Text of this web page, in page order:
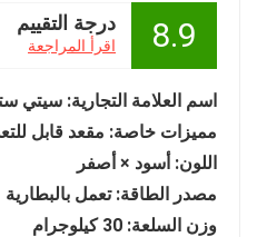
8.9 درجة التقييم
اقرأ المراجعة
اسم العلامة التجارية: سيتي
مميزات خاصة: مقعد قابل
اللون: أسود × أصفر
مصدر الطاقة: تعمل بالبطارية
وزن السلعة: 30 كيلوجرام